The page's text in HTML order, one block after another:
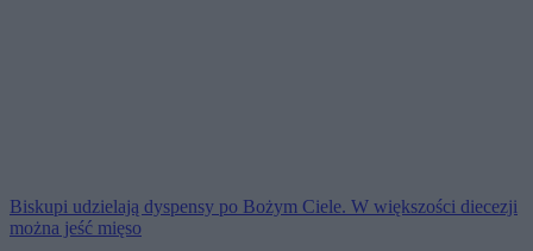
Biskupi udzielają dyspensy po Bożym Ciele. W większości diecezji
można jeść mięso